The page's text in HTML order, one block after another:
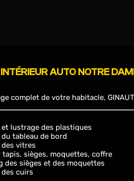
AUTO NOTRE
complet de votre habitacle,
et lustrage des plastiques
du tableau de bord
des vitres
tapis, sièges, moquettes, coffre
des sièges et des moquettes
des cuirs